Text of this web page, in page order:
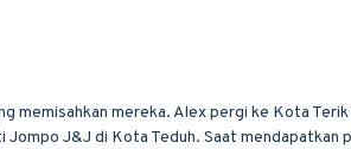
memisahkan mereka. Alex pergi ke Kota
J&J di Kota Teduh. Saat mendapatkan